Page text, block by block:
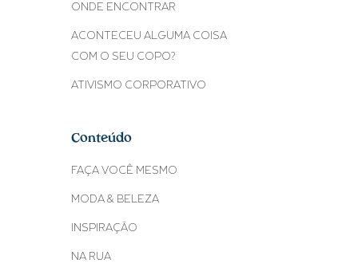
ONDE ENCONTRAR
ACONTECEU ALGUMA COISA
COM O SEU COPO?
ATIVISMO CORPORATIVO
Conteúdo
FAÇA VOCÊ MESMO
MODA & BELEZA
INSPIRAÇÃO
NA RUA